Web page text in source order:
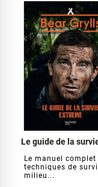
Le manuel complet
techniques de
milieu...